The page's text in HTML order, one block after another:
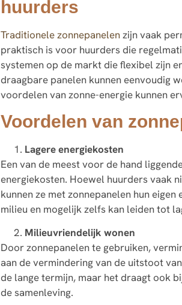
huurders
Traditionele zonnepanelenzijn vaak
praktisch is voor huurders die
systemen op de markt die flexibel zijn
draagbare panelen kunnen eenvoudig
voordelen van zonne-energie kunnen
Voordelen van
Lagere energiekosten
Een van de meest voor de hand
energiekosten. Hoewel huurders vaak
kunnen ze met zonnepanelen hun
milieu en mogelijk zelfs kan leiden tot
Milieuvriendelijk wonen
Door zonnepanelen te gebruiken,
aan de vermindering van de uitstoot
de lange termijn, maar het draagt ook
de samenleving.